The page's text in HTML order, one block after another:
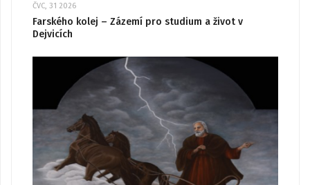
ČVC, 31 2026
Farského kolej – Zázemí pro studium a život v
Dejvicích